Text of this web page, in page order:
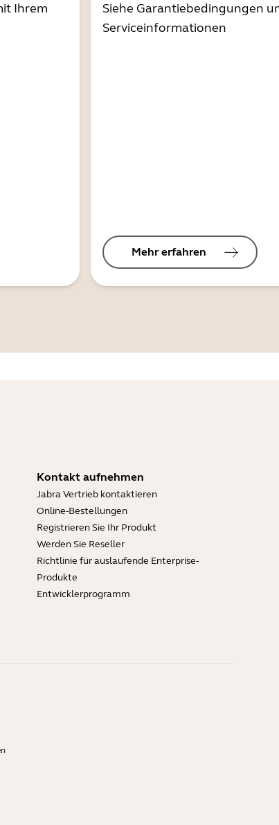
Ihrem
Siehe Garantiebedingungen
Serviceinformationen
Mehr erfahren
Kontakt aufnehmen
Jabra Vertrieb kontaktieren
Online-Bestellungen
Registrieren Sie Ihr Produkt
Werden Sie Reseller
Richtlinie für auslaufende Enterprise-
Produkte
Entwicklerprogramm